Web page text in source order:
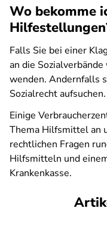
Wo bekomme
Falls Sie bei einer
an die
wenden. Andernfalls
Sozialrecht aufsuchen.
Einige
Thema Hilfsmittel an
rechtlichen Fragen
Hilfsmitteln und
Krankenkasse.